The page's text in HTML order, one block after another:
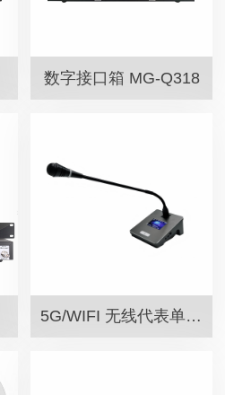
数字接口箱 MG-Q318
5G/WIFI 无线代表单元 SW-50BG